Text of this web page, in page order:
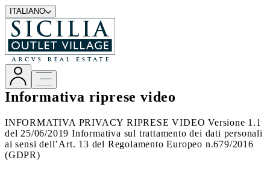
ITALIANO
Informativa riprese video
INFORMATIVA PRIVACY RIPRESE VIDEO Versione 1.1
del 25/06/2019 Informativa sul trattamento dei dati personali
ai sensi dell’Art. 13 del Regolamento Europeo n.679/2016
(GDPR)